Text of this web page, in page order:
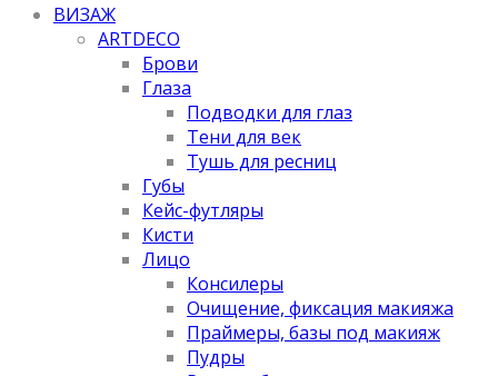
ВИЗАЖ
ARTDECO
Брови
Глаза
Подводки для глаз
Тени для век
Тушь для ресниц
Губы
Кейс-футляры
Кисти
Лицо
Консилеры
Очищение, фиксация макияжа
Праймеры, базы под макияж
Пудры